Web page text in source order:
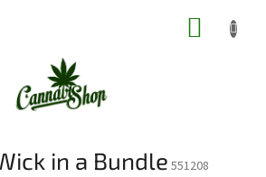
in a Bundle 551208